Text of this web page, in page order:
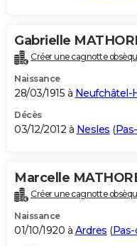
Gabrielle
Créer une cagnotte
Naissance
28/03/1915 à Neufchâtel-
Décès
03/12/2012 à Nesles (
Marcelle
Créer une cagnotte
Naissance
01/10/1920 à Ardres (Pas-